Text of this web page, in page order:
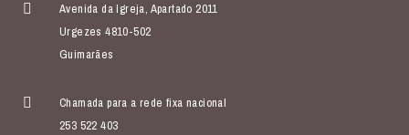
Avenida da Igreja, Apartado 2011
Urgezes 4810-502
Guimarães
Chamada para a rede fixa nacional
253 522 403